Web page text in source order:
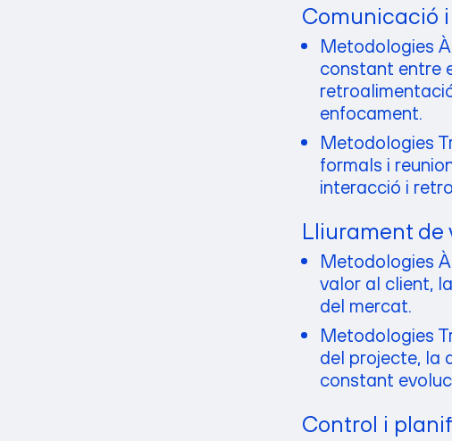
Comunicació
Metodologies
constant entre
enfocament.
Metodologies
formals i
interacció i
Lliurament de
Metodologies
valor al client,
del mercat.
Metodologies
del projecte, la
constant
Control i